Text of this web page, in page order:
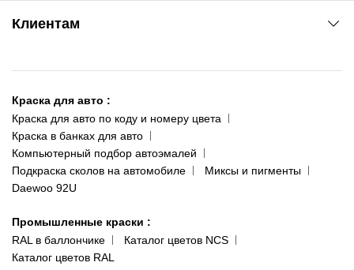
ул. Рабочая, 2-а
093 611-39-23
(ориентир: Интайм №40)
Одесса
пр-т Акад. Глушко, 29
066 554-97-70
Клиентам
Доставка и оплата
Сотрудничество
Наши публикации
Публичная оферта
Политика конфиденциальности
Краска для авто :
Краска для авто по коду и номеру цвета
Краска в банках для авто
Компьютерный подбор автоэмалей
Подкраска сколов на автомобиле
Миксы и пигменты
Daewoo 92U
Промышленные краски :
RAL в баллончике
Каталог цветов NCS
Каталог цветов RAL